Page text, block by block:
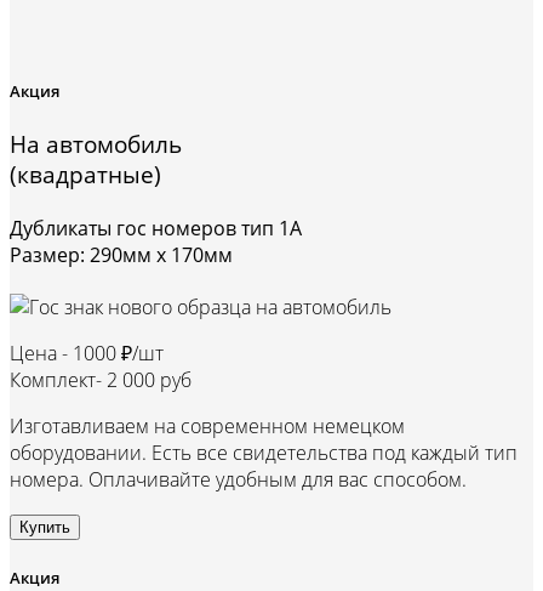
Акция
На автомобиль
(квадратные)
Дубликаты гос номеров тип 1А
Размер: 290мм х 170мм
Цена - 1000 ₽/шт
Комплект- 2 000 руб
Изготавливаем на современном немецком
оборудовании. Есть все свидетельства под каждый тип
номера. Оплачивайте удобным для вас способом.
Купить
Акция